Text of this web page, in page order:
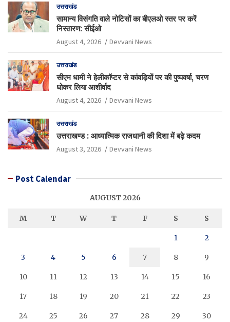
उत्तराखंड
सामान्य विसंगति वाले नोटिसों का बीएलओ स्तर पर करें
निस्तारण: सीईओ
August 4, 2026 Devvani News
उत्तराखंड
सीएम धामी ने हेलीकॉप्टर से कांवड़ियों पर की पुष्पवर्षा, चरण
धोकर लिया आशीर्वाद
August 4, 2026 Devvani News
उत्तराखंड
उत्तराखण्ड : आध्यात्मिक राजधानी की दिशा में बढ़े कदम
August 3, 2026 Devvani News
Post Calendar
AUGUST 2026
M T W T F S S
1 2
3 4 5 6 7 8 9
10 11 12 13 14 15 16
17 18 19 20 21 22 23
24 25 26 27 28 29 30